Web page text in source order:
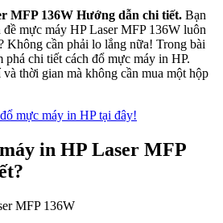
MFP 136W Hướng dẫn chi tiết. Bạn
mực máy HP Laser MFP 136W luôn
Không cần phải lo lắng nữa! Trong bài
phá chi tiết cách đổ mực máy in HP.
thời gian mà không cần mua một hộp
mực máy in HP tại đây!
in HP Laser MFP